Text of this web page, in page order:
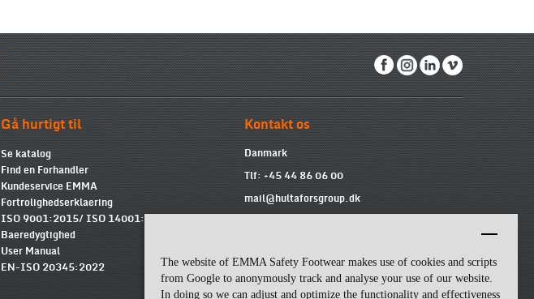
The website of EMMA Safety Footwear makes use of cookies and scripts
from Google to anonymously track and analyse your use of our website.
In doing so we can adjust and optimize the functionality and effectiveness
Gå hurtigt til
Se katalog
Find en Forhandler
Kundeservice EMMA
Fortrolighedserklaering
ISO 9001:2015/ ISO 14001:2015
Baeredygtighed
User Manual
EN-ISO 20345:2022
Kontakt os
Danmark
Tlf: +45 44 86 06 00
mail@hultaforsgroup.dk